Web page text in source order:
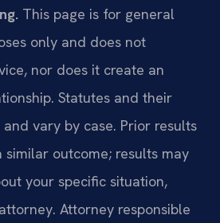
This page is for general
only and does not
nor does it create an
Statutes and their
vary by case. Prior results
outcome; results may
your specific situation,
Attorney responsible